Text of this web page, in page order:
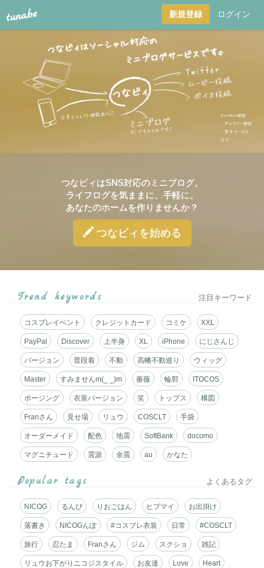
tuna.be 新規登録 ログイン
ル
対
応
☆
ミ
ニ
ブ
ロ
グ
サ
ー
ビ
ス
つなビィ はSNS対応のミニブログ。
ライフログを気ままに、手軽に。
あなたのホームを作りませんか？
つなビィ を始める
Trend keywords 注目キーワード
コスプレイベント クレジットカード コミケ XXL
PayPal Discover 上半身 XL iPhone にじさんじ
バージョン 普段着 不動 高幡不動巡り ウィッグ
Master すみませんm(_ _)m 薔薇 輪郭 ITOCOS
ポージング 衣装バージョン 笑 トップス 構図
Franさん 見せ場 リュウ COSCLT 手袋
オーダーメイド 配色 地震 SoftBank docomo
マグニチュード 震源 余震 au かなた
Popular tags よくあるタグ
NICOG るんぴ りおごはん ヒプマイ お出掛け
落書き NICOGんぽ #コスプレ衣装 日常 #COSCLT
旅行 忍たま Franさん ジム スクショ 雑記
リュウお下がりニコジスタイル お友達 Love Heart